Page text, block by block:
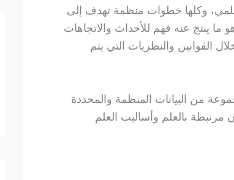
وكلها خطوات منظمة تهدف إلى
ما ينتج عنه فهم للأحداث والاتجاهات
القوانين والنظريات التي يتم
من البيانات المنظمة والمحددة
مرتبطة بالعلم وأساليب العلم